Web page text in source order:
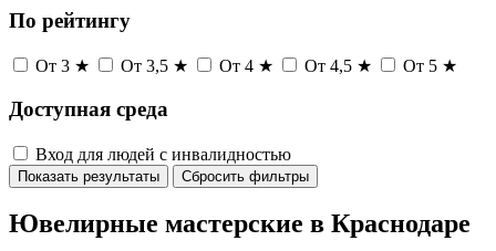
По рейтингу
От 3 ★ От 3,5 ★ От 4 ★ От 4,5 ★ От 5 ★
Доступная среда
Вход для людей с инвалидностью
Показать результаты Сбросить фильтры
Ювелирные мастерские в Краснодаре